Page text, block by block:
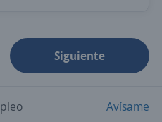
Siguiente
Avísame